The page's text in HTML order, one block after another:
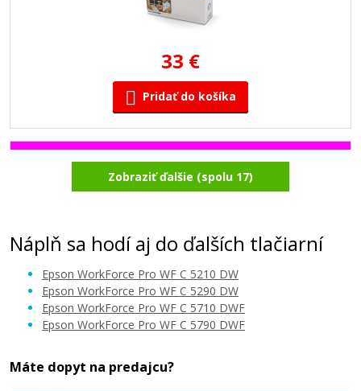
33 €
Pridať do košíka
Kompatibilná náplň s EPSON T9443
(Purpurová)
Zobraziť ďalšie (spolu 17)
Náplň sa hodí aj do ďalších tlačiarní
Epson WorkForce Pro WF C 5210 DW
Epson WorkForce Pro WF C 5290 DW
Epson WorkForce Pro WF C 5710 DWF
Epson WorkForce Pro WF C 5790 DWF
Máte dopyt na predajcu?